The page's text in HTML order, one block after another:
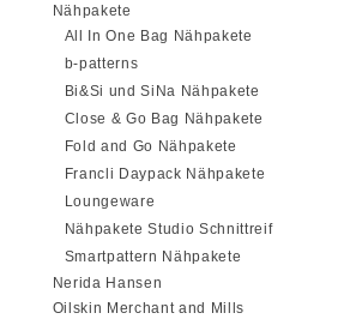
Nähpakete
All In One Bag Nähpakete
b-patterns
Bi&Si und SiNa Nähpakete
Close & Go Bag Nähpakete
Fold and Go Nähpakete
Francli Daypack Nähpakete
Loungeware
Nähpakete Studio Schnittreif
Smartpattern Nähpakete
Nerida Hansen
Oilskin Merchant and Mills